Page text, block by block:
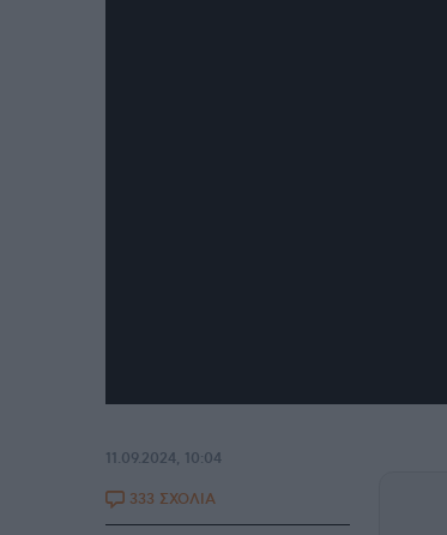
11.09.2024, 10:04
333 ΣΧΟΛΙΑ